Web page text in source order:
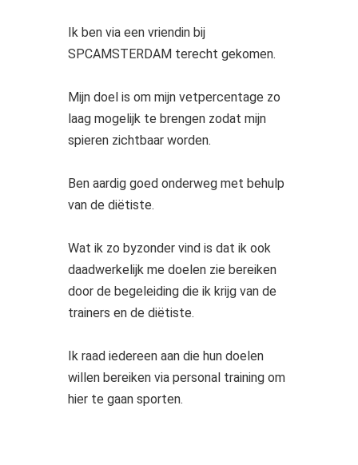
Ik ben via een vriendin bij
SPCAMSTERDAM terecht gekomen.
Mijn doel is om mijn vetpercentage zo
laag mogelijk te brengen zodat mijn
spieren zichtbaar worden.
Ben aardig goed onderweg met behulp
van de diëtiste.
Wat ik zo byzonder vind is dat ik ook
daadwerkelijk me doelen zie bereiken
door de begeleiding die ik krijg van de
trainers en de diëtiste.
Ik raad iedereen aan die hun doelen
willen bereiken via personal training om
hier te gaan sporten.